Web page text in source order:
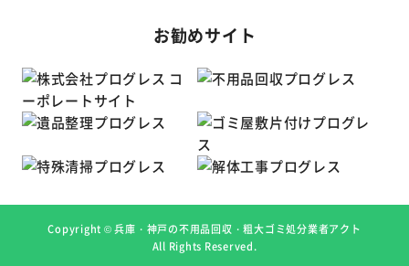
お勧めサイト
Copyright ©兵庫・神戸の不用品回収・粗大ゴミ処分業者アクト
All Rights Reserved.